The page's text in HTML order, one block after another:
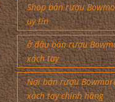
Shop bán rượu
uy tín
ở đâu bán rượu
xách tay
Nơi bán rượu
xách tay chính hãng